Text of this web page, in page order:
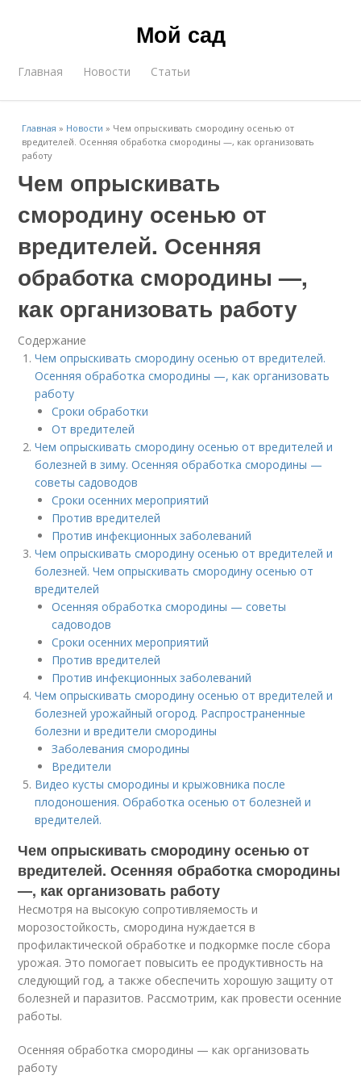
Мой сад
Главная Новости Статьи
Главная » Новости » Чем опрыскивать смородину осенью от
вредителей. Осенняя обработка смородины —, как организовать
работу
Чем опрыскивать
смородину осенью от
вредителей. Осенняя
обработка смородины —,
как организовать работу
Содержание
Чем опрыскивать смородину осенью от вредителей.
Осенняя обработка смородины —, как организовать
работу
Сроки обработки
От вредителей
Чем опрыскивать смородину осенью от вредителей и
болезней в зиму. Осенняя обработка смородины —
советы садоводов
Сроки осенних мероприятий
Против вредителей
Против инфекционных заболеваний
Чем опрыскивать смородину осенью от вредителей и
болезней. Чем опрыскивать смородину осенью от
вредителей
Осенняя обработка смородины — советы
садоводов
Сроки осенних мероприятий
Против вредителей
Против инфекционных заболеваний
Чем опрыскивать смородину осенью от вредителей и
болезней урожайный огород. Распространенные
болезни и вредители смородины
Заболевания смородины
Вредители
Видео кусты смородины и крыжовника после
плодоношения. Обработка осенью от болезней и
вредителей.
Чем опрыскивать смородину осенью от
вредителей. Осенняя обработка смородины
—, как организовать работу
Несмотря на высокую сопротивляемость и
морозостойкость, смородина нуждается в
профилактической обработке и подкормке после сбора
урожая. Это помогает повысить ее продуктивность на
следующий год, а также обеспечить хорошую защиту от
болезней и паразитов. Рассмотрим, как провести осенние
работы.
Осенняя обработка смородины — как организовать
работу